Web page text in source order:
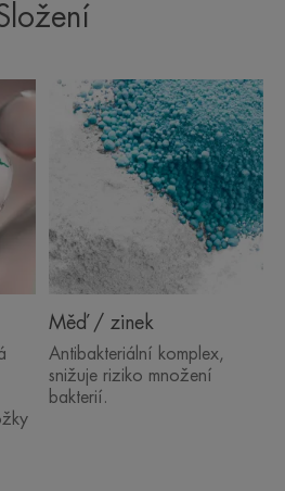
Měď / zinek
Antibakteriální komplex,
snižuje riziko množení
bakterií.